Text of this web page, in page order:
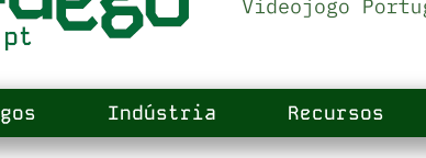
Indústria Recursos